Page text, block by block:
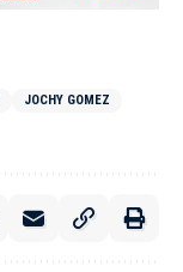
JOCHY GOMEZ